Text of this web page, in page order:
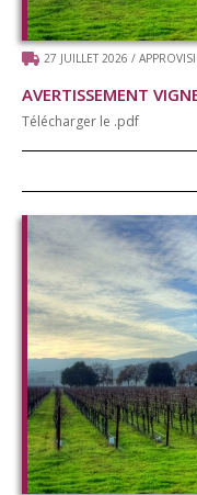
27 JUILLET 2026 /
AVERTISSEMENT
Télécharger le .pdf